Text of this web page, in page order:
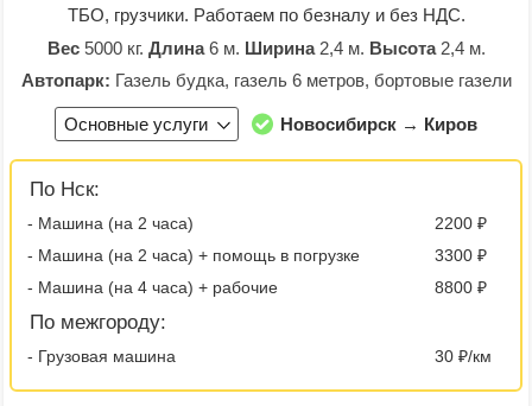
ТБО, грузчики. Работаем по безналу и без НДС.
Вес5000 кг. Длина6 м. Ширина2,4 м. Высота2,4 м.
Автопарк: Газель будка, газель 6 метров, бортовые газели
Основные услуги Новосибирск → Киров
По Нск:
- Машина (на 2 часа)
2200 ₽
- Машина (на 2 часа) + помощь в погрузке
3300 ₽
- Машина (на 4 часа) + рабочие
8800 ₽
По межгороду:
- Грузовая машина 30 ₽/км